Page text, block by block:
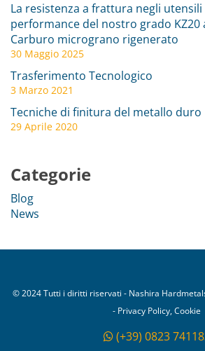
La resistenza a frattura negli
performance del nostro grado KZ20
Carburo micrograno rigenerato
30 Maggio 2025
Trasferimento Tecnologico
3 Marzo 2021
Tecniche di finitura del metallo duro
29 Aprile 2020
Categorie
Blog
News
© 2024 Tutti i diritti riservati - Nashira
- Privacy Policy, Cookie
(+39) 0823